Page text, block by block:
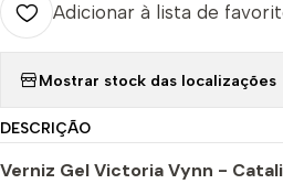
Adicionar à lista de
Mostrar stock das localizações
DESCRIÇÃO
Verniz Gel Victoria Vynn -